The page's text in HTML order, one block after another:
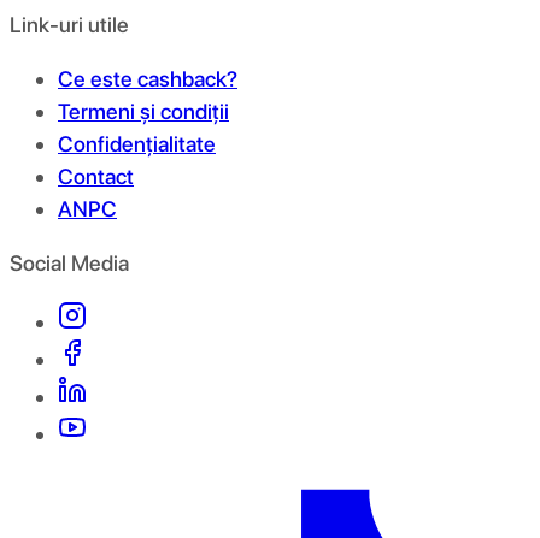
Link-uri utile
Ce este cashback?
Termeni și condiții
Confidențialitate
Contact
ANPC
Social Media